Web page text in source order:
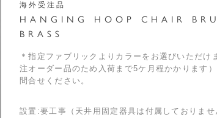
海外受注品
HANGING HOOP CHAIR
BRASS
＊指定ファブリックよりカラーをお選びいただけ
注オーダー品のため入荷まで5ケ月程かかります
問合せください。
設置:要工事（天井用固定器具は付属しておりませ